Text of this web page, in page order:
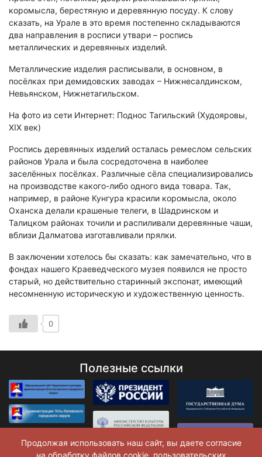
коромысла, берестяную и деревянную посуду. К слову
сказать, на Урале в это время постепенно складываются
два направления в росписи утвари – роспись
металлических и деревянных изделий.
Металлические изделия расписывали, в основном, в
посёлках при демидовских заводах – Нижнесалдинском,
Невьянском, Нижнетагильском.
На фото из сети Интернет: Поднос Тагильский (Худояровы,
XIX век)
Роспись деревянных изделий осталась ремеслом сельских
районов Урала и была сосредоточена в наиболее
заселённых посёлках. Различные сёла специализировались
на производстве какого-либо одного вида товара. Так,
например, в районе Кунгура красили коромысла, около
Оханска делали крашеные телеги, в Шадринском и
Талицком районах точили и распиливали деревянные чаши,
вблизи Далматова изготавливали прялки.
В заключении хотелось бы сказать: как замечательно, что в
фондах нашего Краеведческого музея появился не просто
старый, но действительно старинный экспонат, имеющий
несомненную историческую и художественную ценность.
0
Полезные ссылки
Продолжая использовать наш сайт, вы даете согласие
на обработку файлов cookie, пользовательских